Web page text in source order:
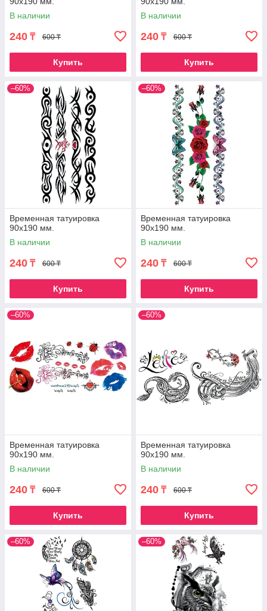
В наличии
240 ₸ 600 ₸
Купить
В наличии
240 ₸ 600 ₸
Купить
–60%
Временная татуировка
90х190 мм.
В наличии
240 ₸ 600 ₸
Купить
–60%
Временная татуировка
90х190 мм.
В наличии
240 ₸ 600 ₸
Купить
–60%
Временная татуировка
90х190 мм.
В наличии
240 ₸ 600 ₸
Купить
–60%
Временная татуировка
90х190 мм.
В наличии
240 ₸ 600 ₸
Купить
–60% –60%